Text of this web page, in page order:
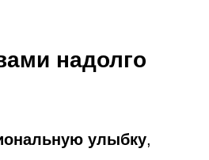
надолго
улыбку,